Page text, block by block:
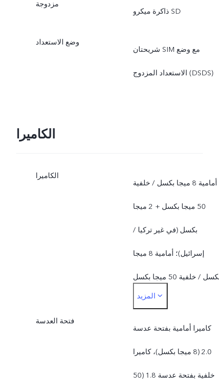
مزدوجة
ذاكرة ميكرو SD
وضع الاستعداد
شريحتان SIM مع وضع
الاستعداد المزدوج (DSDS)
الكاميرا
الكاميرا
أمامية 8 ميجا بكسل / خلفية
50 ميجا بكسل + 2 ميجا
بكسل (في غير تركيا /
إسرائيل)؛ أمامية 8 ميجا
بكسل / خلفية 50 ميجا بكسل
+ 2 ميجا بكسل + 2 ميجا
بكسل (تركيا / إسرائيل)
المزيد
فتحة العدسة
كاميرا أمامية بفتحة عدسة
2.0 (8 ميجا بكسل)، كاميرا
خلفية بفتحة عدسة 1.8 (50